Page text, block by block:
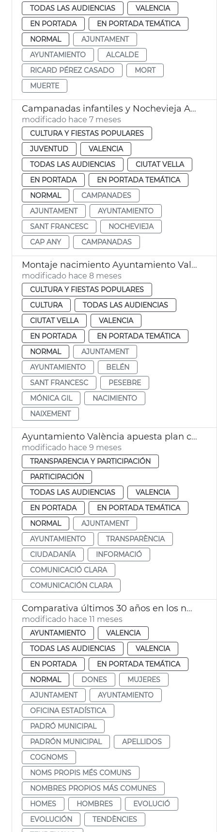
TODAS LAS AUDIENCIAS
VALENCIA
EN PORTADA
EN PORTADA TEMÁTICA
NORMAL
AJUNTAMENT
AYUNTAMIENTO
ALCALDE
RICARD PÉREZ CASADO
MORT
MUERTE
Campanadas infantiles y Nochevieja Ayuntamiento València
modificado hace 7 meses
CULTURA Y FIESTAS POPULARES
JUVENTUD
VALENCIA
TODAS LAS AUDIENCIAS
CIUTAT VELLA
EN PORTADA
EN PORTADA TEMÁTICA
NORMAL
CAMPANADES
AJUNTAMENT
AYUNTAMIENTO
SANT FRANCESC
NOCHEVIEJA
CAP ANY
CAMPANADAS
Montaje nacimiento Ayuntamiento València
modificado hace 8 meses
CULTURA Y FIESTAS POPULARES
CULTURA
TODAS LAS AUDIENCIAS
CIUTAT VELLA
VALENCIA
EN PORTADA
EN PORTADA TEMÁTICA
NORMAL
AJUNTAMENT
AYUNTAMIENTO
BELÉN
SANT FRANCESC
PESEBRE
MÓNICA GIL
NACIMIENTO
NAIXEMENT
Ayuntamiento València apuesta plan comunicación clara
modificado hace 9 meses
TRANSPARENCIA Y PARTICIPACIÓN
PARTICIPACIÓN
TODAS LAS AUDIENCIAS
VALENCIA
EN PORTADA
EN PORTADA TEMÁTICA
NORMAL
AJUNTAMENT
AYUNTAMIENTO
TRANSPARÈNCIA
CIUDADANÍA
INFORMACIÓ
COMUNICACIÓ CLARA
COMUNICACIÓN CLARA
Comparativa últimos 30 años en los nombres más comunes entre la población valenciana
modificado hace 11 meses
AYUNTAMIENTO
VALENCIA
TODAS LAS AUDIENCIAS
VALENCIA
EN PORTADA
EN PORTADA TEMÁTICA
NORMAL
DONES
MUJERES
AJUNTAMENT
AYUNTAMIENTO
OFICINA ESTADÍSTICA
PADRÓ MUNICIPAL
PADRÓN MUNICIPAL
APELLIDOS
COGNOMS
NOMS PROPIS MÉS COMUNS
NOMBRES PROPIOS MÁS COMUNES
HOMES
HOMBRES
EVOLUCIÓ
EVOLUCIÓN
TENDÈNCIES